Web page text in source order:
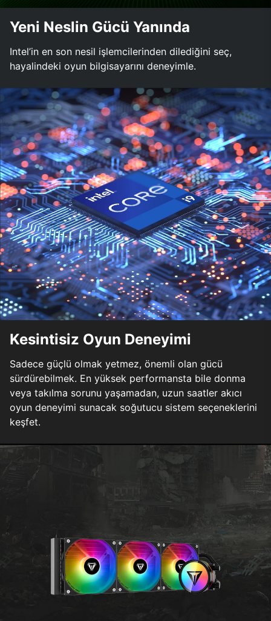
Yeni Neslin Gücü Yanında
Intel’in en son nesil işlemcilerinden dilediğini seç,
hayalindeki oyun bilgisayarını deneyimle.
Kesintisiz Oyun Deneyimi
Sadece güçlü olmak yetmez, önemli olan gücü
sürdürebilmek. En yüksek performansta bile donma
veya takılma sorunu yaşamadan, uzun saatler akıcı
oyun deneyimi sunacak soğutucu sistem seçeneklerini
keşfet.